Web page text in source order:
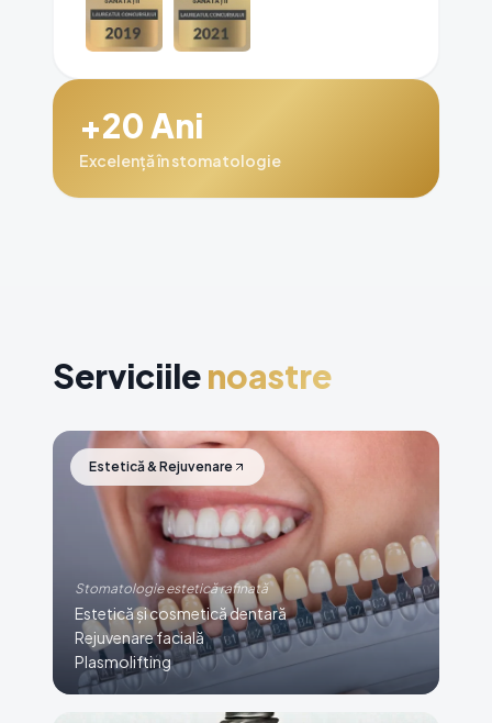
+20 Ani
Excelență în stomatologie
Serviciilenoastre
Estetică & Rejuvenare
Stomatologie estetică rafinată
Estetică și cosmetică dentară
Rejuvenare facială
Plasmolifting